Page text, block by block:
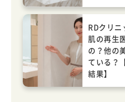
RDクリ
肌の再生
の？他の
ている？
結果】